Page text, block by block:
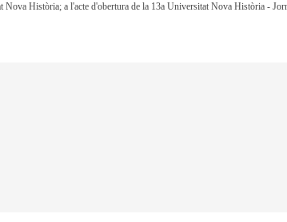
Història; a l'acte d'obertura de la 13a Universitat Nova Història -